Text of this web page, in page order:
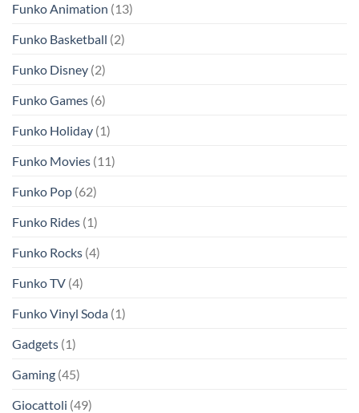
Funko Animation (13)
Funko Basketball (2)
Funko Disney (2)
Funko Games (6)
Funko Holiday (1)
Funko Movies (11)
Funko Pop (62)
Funko Rides (1)
Funko Rocks (4)
Funko TV (4)
Funko Vinyl Soda (1)
Gadgets (1)
Gaming (45)
Giocattoli (49)